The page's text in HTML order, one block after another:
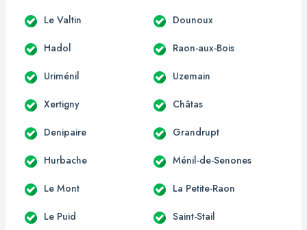
Le Valtin Dounoux
Hadol Raon-aux-Bois
Uriménil Uzemain
Xertigny Châtas
Denipaire Grandrupt
Hurbache Ménil-de-Senones
Le Mont La Petite-Raon
Le Puid Saint-Stail